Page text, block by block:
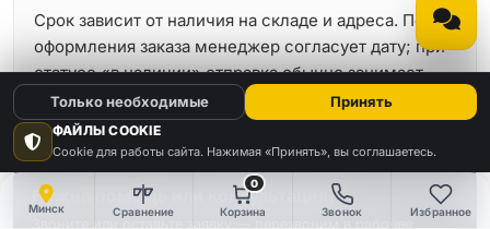
Минск Сравнение
0
Корзина Звонок Избранное
Срок зависит от наличия на складе и адреса. После
оформления заказа менеджер согласует дату; при
статусе «в наличии» отправка обычно занимает
минимальное время.
Нужна помощь или консультация?
ФАЙЛЫ COOKIE
Cookie для работы сайта. Нажимая «Принять», вы соглашаетесь.
Только необходимые Принять